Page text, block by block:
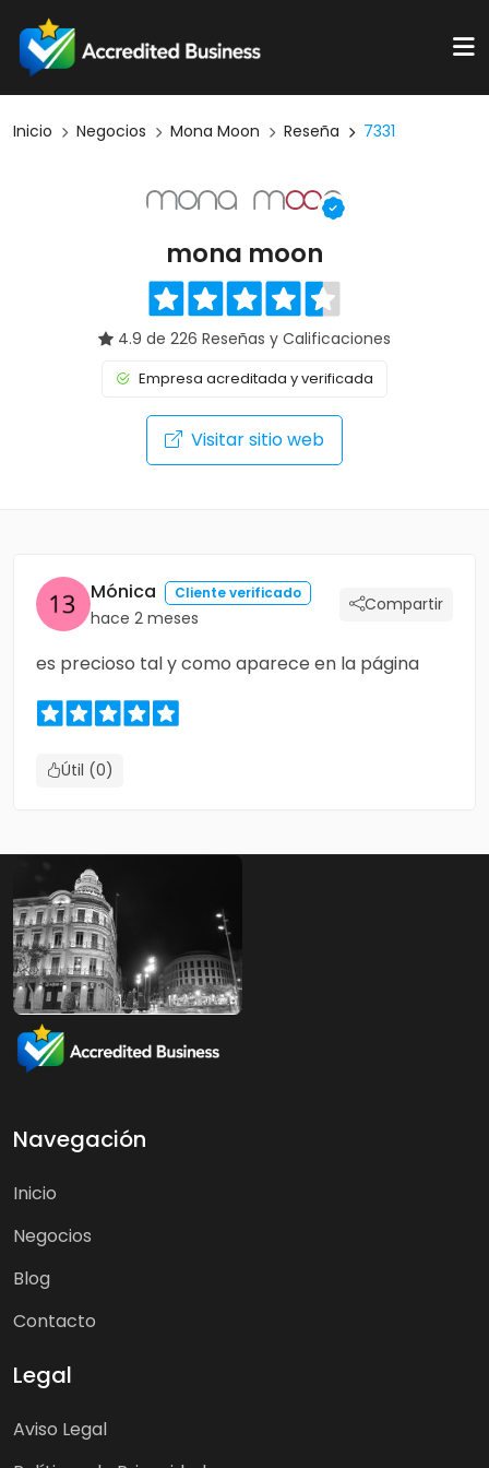
Inicio Negocios Mona Moon Reseña 7331
mona moon
4.9 de 226 Reseñas y Calificaciones
Empresa acreditada y verificada
Visitar sitio web
Mónica Cliente verificado
hace 2 meses
Compartir
es precioso tal y como aparece en la página
Útil (0)
Navegación
Inicio
Negocios
Blog
Contacto
Legal
Aviso Legal